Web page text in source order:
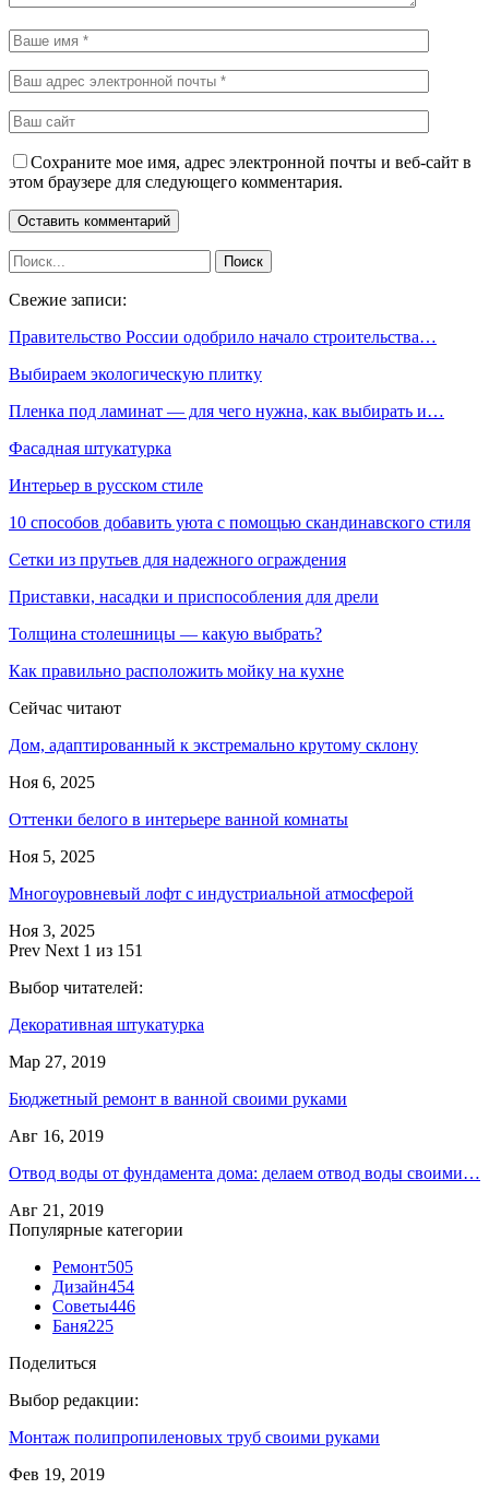
Сохраните мое имя, адрес электронной почты и веб-сайт в
этом браузере для следующего комментария.
Свежие записи:
Правительство России одобрило начало строительства…
Выбираем экологическую плитку
Пленка под ламинат — для чего нужна, как выбирать и…
Фасадная штукатурка
Интерьер в русском стиле
10 способов добавить уюта с помощью скандинавского стиля
Сетки из прутьев для надежного ограждения
Приставки, насадки и приспособления для дрели
Толщина столешницы — какую выбрать?
Как правильно расположить мойку на кухне
Сейчас читают
Дом, адаптированный к экстремально крутому склону
Ноя 6, 2025
Оттенки белого в интерьере ванной комнаты
Ноя 5, 2025
Многоуровневый лофт с индустриальной атмосферой
Ноя 3, 2025
Prev Next 1 из 151
Выбор читателей:
Декоративная штукатурка
Мар 27, 2019
Бюджетный ремонт в ванной своими руками
Авг 16, 2019
Отвод воды от фундамента дома: делаем отвод воды своими…
Авг 21, 2019
Популярные категории
Ремонт505
Дизайн454
Советы446
Баня225
Поделиться
Выбор редакции:
Монтаж полипропиленовых труб своими руками
Фев 19, 2019